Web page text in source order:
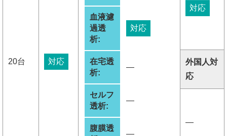
20台 対応
血液濾
過透
析:
対応
在宅透
析:
―
セルフ
透析:
―
腹膜透
―
対応
外国人対
応
―